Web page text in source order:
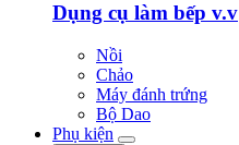
Dụng cụ làm bếp v.v
Nồi
Chảo
Máy đánh trứng
Bộ Dao
Phụ kiện